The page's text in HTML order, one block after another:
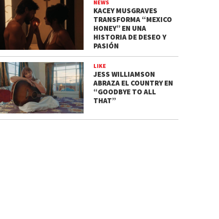
NEWS
KACEY MUSGRAVES
TRANSFORMA “MEXICO
HONEY” EN UNA
HISTORIA DE DESEO Y
PASIÓN
LIKE
JESS WILLIAMSON
ABRAZA EL COUNTRY EN
“GOODBYE TO ALL
THAT”